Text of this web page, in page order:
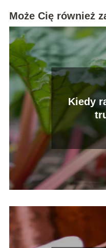
Może Cię również
Kiedy